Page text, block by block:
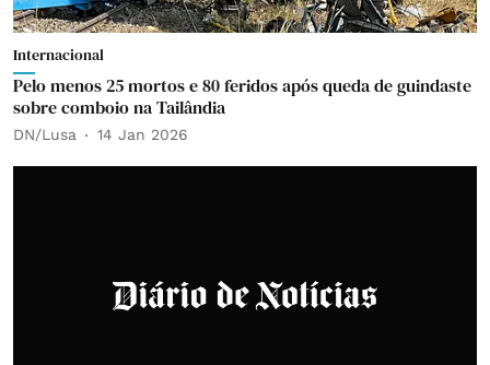
Internacional
Pelo menos 25 mortos e 80 feridos após queda de guindaste
sobre comboio na Tailândia
DN/Lusa 14 Jan 2026